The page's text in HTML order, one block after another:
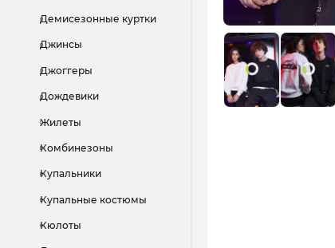
Демисезонные куртки
Джинсы
Джоггеры
Дождевики
Жилеты
Комбинезоны
Купальники
Купальные костюмы
Кюлоты